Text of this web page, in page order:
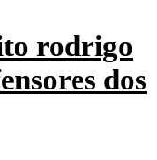
rodrigo
dos